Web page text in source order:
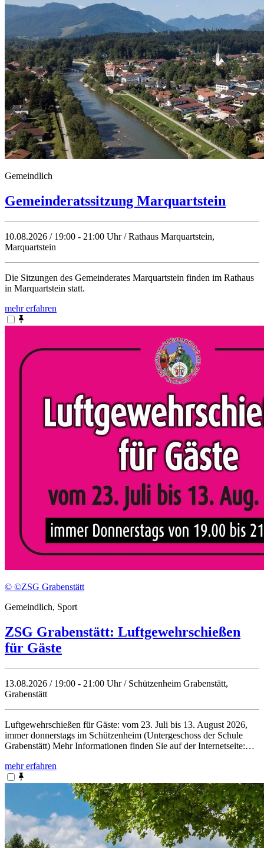
Gemeindlich
Gemeinderatssitzung Marquartstein
10.08.2026 / 19:00 - 21:00 Uhr / Rathaus Marquartstein,
Marquartstein
Die Sitzungen des Gemeinderates Marquartstein finden im Rathaus
in Marquartstein statt.
mehr erfahren
© ©ZSG Grabenstätt
Gemeindlich, Sport
ZSG Grabenstätt: Luftgewehrschießen
für Gäste
13.08.2026 / 19:00 - 21:00 Uhr / Schützenheim Grabenstätt,
Grabenstätt
Luftgewehrschießen für Gäste: vom 23. Juli bis 13. August 2026,
immer donnerstags im Schützenheim (Untergeschoss der Schule
Grabenstätt) Mehr Informationen finden Sie auf der Internetseite:…
mehr erfahren